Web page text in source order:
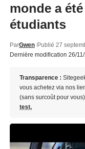
monde a
étudiants
Dernière modification 26/
ParGwen Publié 27
Transparence :
vous achetez via nos
(sans surcoût pour
test.